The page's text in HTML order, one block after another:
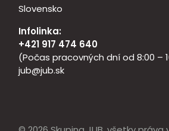
Slovensko
Infolinka:
+421 917 474 640
(Počas pracovných dní od 8:00 –
jub@jub.sk